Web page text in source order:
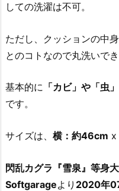
しての洗濯は不可。
ただし、クッションの中
とのコトなので丸洗いでき
基本的に 「カビ」や「虫
です。
サイズは、 横：約46cm x
閃乱カグラ『雪泉』等身
Softgarageより 2020年